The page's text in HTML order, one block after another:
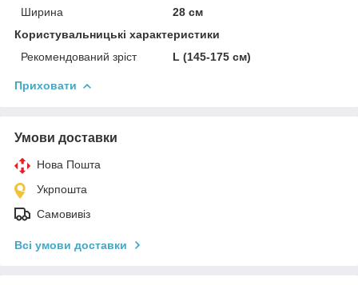
Ширина
28 см
Користувальницькі характеристики
Рекомендований зріст
L (145-175 см)
Приховати
Умови доставки
Нова Пошта
Укрпошта
Самовивіз
Всі умови доставки